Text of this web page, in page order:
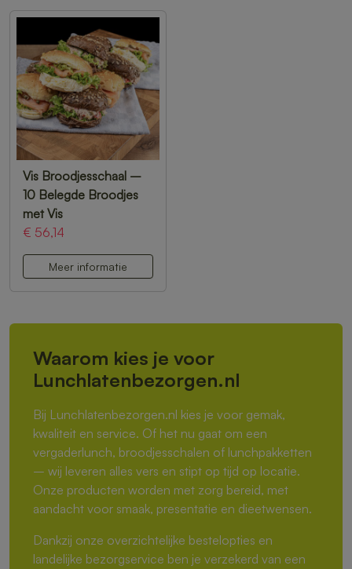
Vis Broodjesschaal –
10 Belegde Broodjes
met Vis
€ 56,14
Meer informatie
Waarom kies je voor
Lunchlatenbezorgen.nl
Bij Lunchlatenbezorgen.nl kies je voor gemak,
kwaliteit en service. Of het nu gaat om een
vergaderlunch, broodjesschalen of lunchpakketten
– wij leveren alles vers en stipt op tijd op locatie.
Onze producten worden met zorg bereid, met
aandacht voor smaak, presentatie en dieetwensen.
Dankzij onze overzichtelijke bestelopties en
landelijke bezorgservice ben je verzekerd van een